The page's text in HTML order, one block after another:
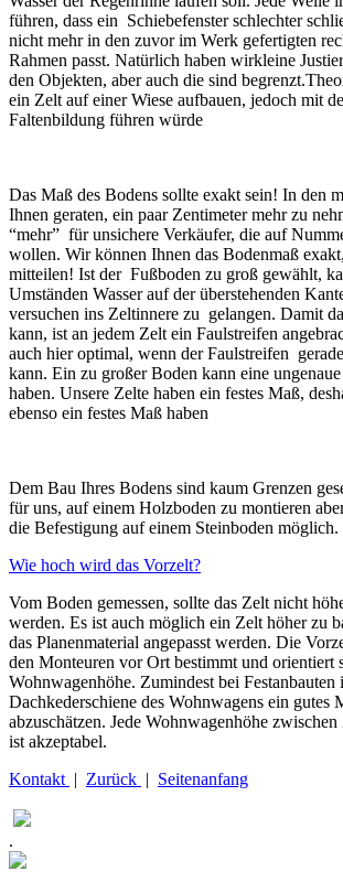
führen, dass ein Schiebefenster schlechter
nicht mehr in den zuvor im Werk gefertigten
Rahmen passt. Natürlich haben wirkleine
den Objekten, aber auch die sind
ein Zelt auf einer Wiese aufbauen, jedoch mit
Faltenbildung führen würde
Das Maß des Bodens sollte exakt sein! In den
Ihnen geraten, ein paar Zentimeter mehr zu
“mehr” für unsichere Verkäufer, die auf
wollen. Wir können Ihnen das Bodenmaß
mitteilen! Ist der Fußboden zu groß gewählt,
Umständen Wasser auf der überstehenden
versuchen ins Zeltinnere zu gelangen. Damit
kann, ist an jedem Zelt ein Faulstreifen
auch hier optimal, wenn der Faulstreifen
kann. Ein zu großer Boden kann eine
haben. Unsere Zelte haben ein festes Maß,
ebenso ein festes Maß haben
Dem Bau Ihres Bodens sind kaum Grenzen
für uns, auf einem Holzboden zu montieren
die Befestigung auf einem Steinboden möglich.
Wie hoch wird das Vorzelt?
Vom Boden gemessen, sollte das Zelt nicht
werden. Es ist auch möglich ein Zelt höher zu
das Planenmaterial angepasst werden. Die
den Monteuren vor Ort bestimmt und orientiert
Wohnwagenhöhe. Zumindest bei Festanbauten
Dachkederschiene des Wohnwagens ein gutes
abzuschätzen. Jede Wohnwagenhöhe
ist akzeptabel.
Kontakt | Zurück | Seitenanfang
.